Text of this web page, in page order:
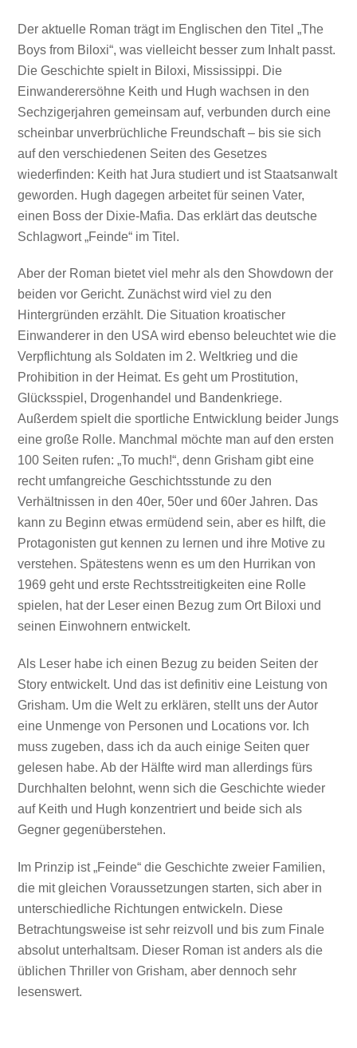
Der aktuelle Roman trägt im Englischen den Titel „The
Boys from Biloxi“, was vielleicht besser zum Inhalt passt.
Die Geschichte spielt in Biloxi, Mississippi. Die
Einwanderersöhne Keith und Hugh wachsen in den
Sechzigerjahren gemeinsam auf, verbunden durch eine
scheinbar unverbrüchliche Freundschaft – bis sie sich
auf den verschiedenen Seiten des Gesetzes
wiederfinden: Keith hat Jura studiert und ist Staatsanwalt
geworden. Hugh dagegen arbeitet für seinen Vater,
einen Boss der Dixie-Mafia. Das erklärt das deutsche
Schlagwort „Feinde“ im Titel.
Aber der Roman bietet viel mehr als den Showdown der
beiden vor Gericht. Zunächst wird viel zu den
Hintergründen erzählt. Die Situation kroatischer
Einwanderer in den USA wird ebenso beleuchtet wie die
Verpflichtung als Soldaten im 2. Weltkrieg und die
Prohibition in der Heimat. Es geht um Prostitution,
Glücksspiel, Drogenhandel und Bandenkriege.
Außerdem spielt die sportliche Entwicklung beider Jungs
eine große Rolle. Manchmal möchte man auf den ersten
100 Seiten rufen: „To much!“, denn Grisham gibt eine
recht umfangreiche Geschichtsstunde zu den
Verhältnissen in den 40er, 50er und 60er Jahren. Das
kann zu Beginn etwas ermüdend sein, aber es hilft, die
Protagonisten gut kennen zu lernen und ihre Motive zu
verstehen. Spätestens wenn es um den Hurrikan von
1969 geht und erste Rechtsstreitigkeiten eine Rolle
spielen, hat der Leser einen Bezug zum Ort Biloxi und
seinen Einwohnern entwickelt.
Als Leser habe ich einen Bezug zu beiden Seiten der
Story entwickelt. Und das ist definitiv eine Leistung von
Grisham. Um die Welt zu erklären, stellt uns der Autor
eine Unmenge von Personen und Locations vor. Ich
muss zugeben, dass ich da auch einige Seiten quer
gelesen habe. Ab der Hälfte wird man allerdings fürs
Durchhalten belohnt, wenn sich die Geschichte wieder
auf Keith und Hugh konzentriert und beide sich als
Gegner gegenüberstehen.
Im Prinzip ist „Feinde“ die Geschichte zweier Familien,
die mit gleichen Voraussetzungen starten, sich aber in
unterschiedliche Richtungen entwickeln. Diese
Betrachtungsweise ist sehr reizvoll und bis zum Finale
absolut unterhaltsam. Dieser Roman ist anders als die
üblichen Thriller von Grisham, aber dennoch sehr
lesenswert.